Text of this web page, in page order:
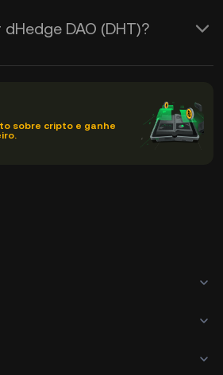
DAO (DHT)?
sobre cripto e ganhe